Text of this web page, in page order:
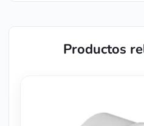
Productos